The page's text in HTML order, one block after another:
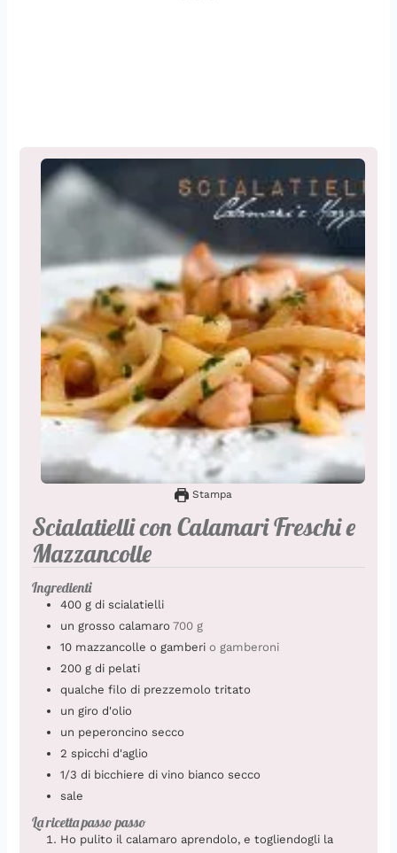
Stampa
Scialatielli con Calamari Freschi e
Mazzancolle
Ingredienti
400 g di scialatielli
un grosso calamaro 700 g
10 mazzancolle o gamberi o gamberoni
200 g di pelati
qualche filo di prezzemolo tritato
un giro d'olio
un peperoncino secco
2 spicchi d'aglio
1/3 di bicchiere di vino bianco secco
sale
La ricetta passo passo
Ho pulito il calamaro aprendolo, e togliendogli la